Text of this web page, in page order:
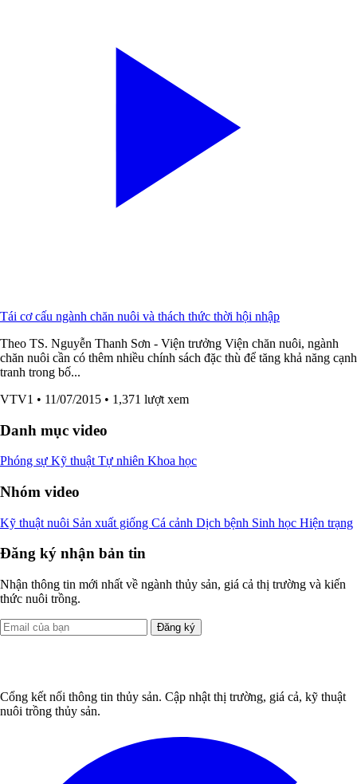
Tái cơ cấu ngành chăn nuôi và thách thức thời hội nhập
Theo TS. Nguyễn Thanh Sơn - Viện trưởng Viện chăn nuôi, ngành
chăn nuôi cần có thêm nhiều chính sách đặc thù để tăng khả năng cạnh
tranh trong bố...
VTV1 • 11/07/2015 • 1,371 lượt xem
Danh mục video
Phóng sự Kỹ thuật Tự nhiên Khoa học
Nhóm video
Kỹ thuật nuôi Sản xuất giống Cá cảnh Dịch bệnh Sinh học Hiện trạng
Đăng ký nhận bản tin
Nhận thông tin mới nhất về ngành thủy sản, giá cả thị trường và kiến
thức nuôi trồng.
Đăng ký
Cổng kết nối thông tin thủy sản. Cập nhật thị trường, giá cả, kỹ thuật
nuôi trồng thủy sản.